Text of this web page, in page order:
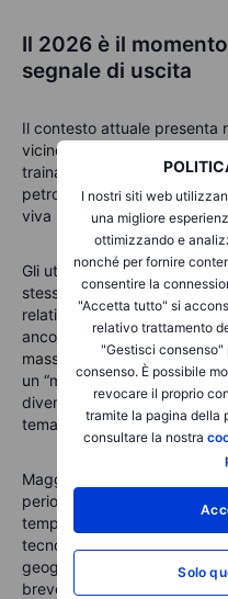
I nostri siti web
una migliore
ottimizzando e
nonché per fornire
consentire la
"Accetta tutto" si
relativo trattamento
"Gestisci consenso"
consenso. È possibile
revocare il proprio
tramite la pagina della
consultare la nostra
Solo
Il 2026 è il
segnale di uscita
Il contesto attuale presenta
vicino ai massimi storici e
trainata dai titoli legati
petrolio restano elevati,
viva l’attenzione
Gli utili societari sono solidi,
stesso tempo, il sentiment
relativamente concentrato.
ancora, ma a sostenerla è
massimi”.
Questo è il punto
un “maggio pericoloso”,
diventato troppo
tema o da uno specifico
Maggio può essere
periodo. Le azioni sono
temporale. Il portafoglio è
tecnologia USA. C’è
geografiche, settori o asset
breve, così che la volatilità